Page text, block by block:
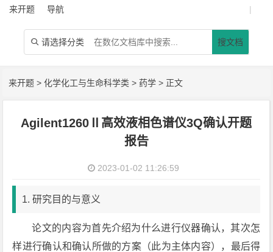
来开题 导航 |
 请选择分类 搜文档
来开题 >化学化工与生命科学类 > 药学 > 正文
Agilent1260Ⅱ高效液相色谱仪3Q确认开题
报告
2023-01-02 11:26:59
1. 研究目的与意义
论文的内容为首先介绍为什么进行仪器确认，其次怎
样进行确认和确认所做的方案（此为主体内容），最后得